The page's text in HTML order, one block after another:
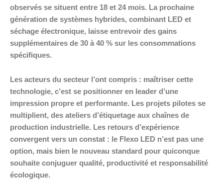
observés se situent entre 18 et 24 mois. La prochaine
génération de systèmes hybrides, combinant LED et
séchage électronique, laisse entrevoir des gains
supplémentaires de 30 à 40 % sur les consommations
spécifiques.
Les acteurs du secteur l’ont compris : maîtriser cette
technologie, c’est se positionner en leader d’une
impression propre et performante. Les projets pilotes se
multiplient, des ateliers d’étiquetage aux chaînes de
production industrielle. Les retours d’expérience
convergent vers un constat : le Flexo LED n’est pas une
option, mais bien le nouveau standard pour quiconque
souhaite conjuguer qualité, productivité et responsabilité
écologique.